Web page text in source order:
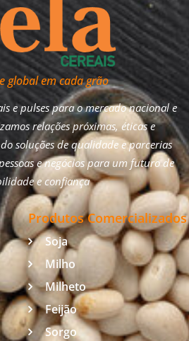
global em cada grão
e pulses para o mercado nacional e
relações próximas, éticas e
soluções de qualidade e parcerias
e negócios para um futuro de
e confiança
Produtos Comercializados
Soja
Milho
Milheto
Feijão
Sorgo